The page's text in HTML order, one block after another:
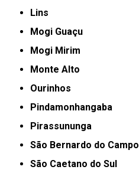
Lins
Mogi Guaçu
Mogi Mirim
Monte Alto
Ourinhos
Pindamonhangaba
Pirassununga
São Bernardo do Campo
São Caetano do Sul